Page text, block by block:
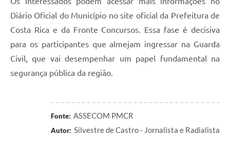
Diário Oficial do Município no site oficial da Prefeitura de
Costa Rica e da Fronte Concursos. Essa fase é decisiva
para os participantes que almejam ingressar na Guarda
Civil, que vai desempenhar um papel fundamental na
segurança pública da região.
Fonte: ASSECOM PMCR
Autor: Silvestre de Castro - Jornalista e Radialista